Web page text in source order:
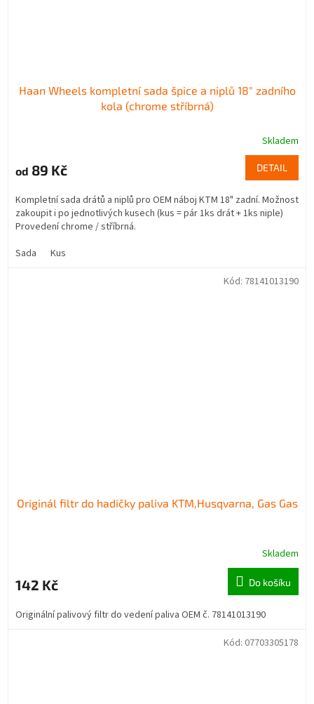
Haan Wheels kompletní sada špice a niplů 18" zadního
kola (chrome stříbrná)
Skladem
od 89 Kč DETAIL
Kompletní sada drátů a niplů pro OEM náboj KTM 18" zadní. Možnost
zakoupit i po jednotlivých kusech (kus = pár 1ks drát + 1ks niple)
Provedení chrome / stříbrná.
Sada
Kus
Originál filtr do hadičky paliva KTM,Husqvarna, Gas Gas
Skladem
142 Kč Do košíku
Originální palivový filtr do vedení paliva OEM č. 78141013190
Kód: 78141013190
Kód: 07703305178